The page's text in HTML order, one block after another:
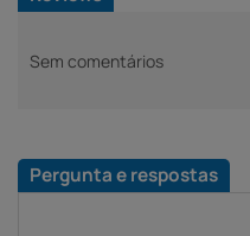
Sem comentários
Pergunta e respostas